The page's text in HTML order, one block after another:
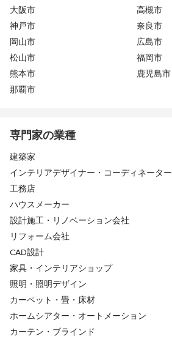
大阪市
高槻市
神戸市
奈良市
岡山市
広島市
松山市
福岡市
熊本市
鹿児島市
那覇市
専門家の業種
建築家
インテリアデザイナー・コーディネーター
工務店
ハウスメーカー
設計施工・リノベーション会社
リフォーム会社
CAD設計
家具・インテリアショップ
照明・照明デザイン
カーペット・畳・床材
ホームシアター・オートメーション
カーテン・ブラインド